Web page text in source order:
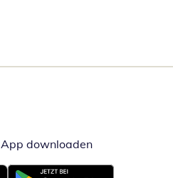
App downloadenÖffnet in